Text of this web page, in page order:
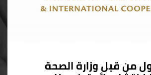
من قبل وزارة الصحة